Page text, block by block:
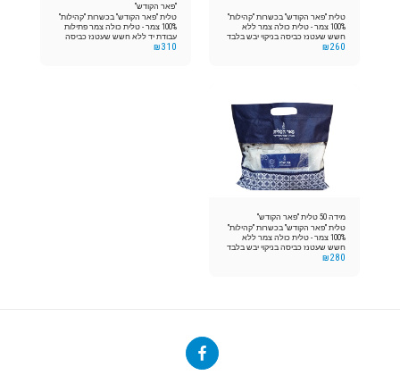
טלית "פאר הקודש" בכשרות "קהילות"
100% צמר - טלית כולה צמר ללא
חשש שעטנז כביסה בניקוי יבש בלבד
₪260
"פאר הקודש"
טלית "פאר הקודש" בכשרות "קהילות"
100% צמר - טלית כולה צמר פתילות
עבודת יד ללא חשש שעטנז כביסה
בניקוי יבש בלבד
₪310
מידה 50 טלית "פאר הקודש"
טלית "פאר הקודש" בכשרות "קהילות"
100% צמר - טלית כולה צמר ללא
חשש שעטנז כביסה בניקוי יבש בלבד
₪280